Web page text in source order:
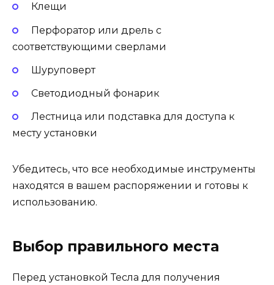
Клещи
Перфоратор или дрель с
соответствующими сверлами
Шуруповерт
Светодиодный фонарик
Лестница или подставка для доступа к
месту установки
Убедитесь, что все необходимые инструменты
находятся в вашем распоряжении и готовы к
использованию.
Выбор правильного места
Перед установкой Тесла для получения